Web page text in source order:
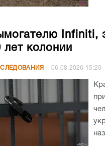
Infiniti,
лет колонии
06.08.2026 15:20